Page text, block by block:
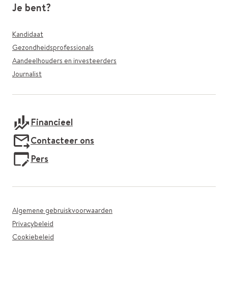
Je bent?
Kandidaat
Gezondheidsprofessionals
Aandeelhouders en investeerders
Journalist
Financieel
Contacteer ons
Pers
Algemene gebruiskvoorwaarden
Privacybeleid
Cookiebeleid